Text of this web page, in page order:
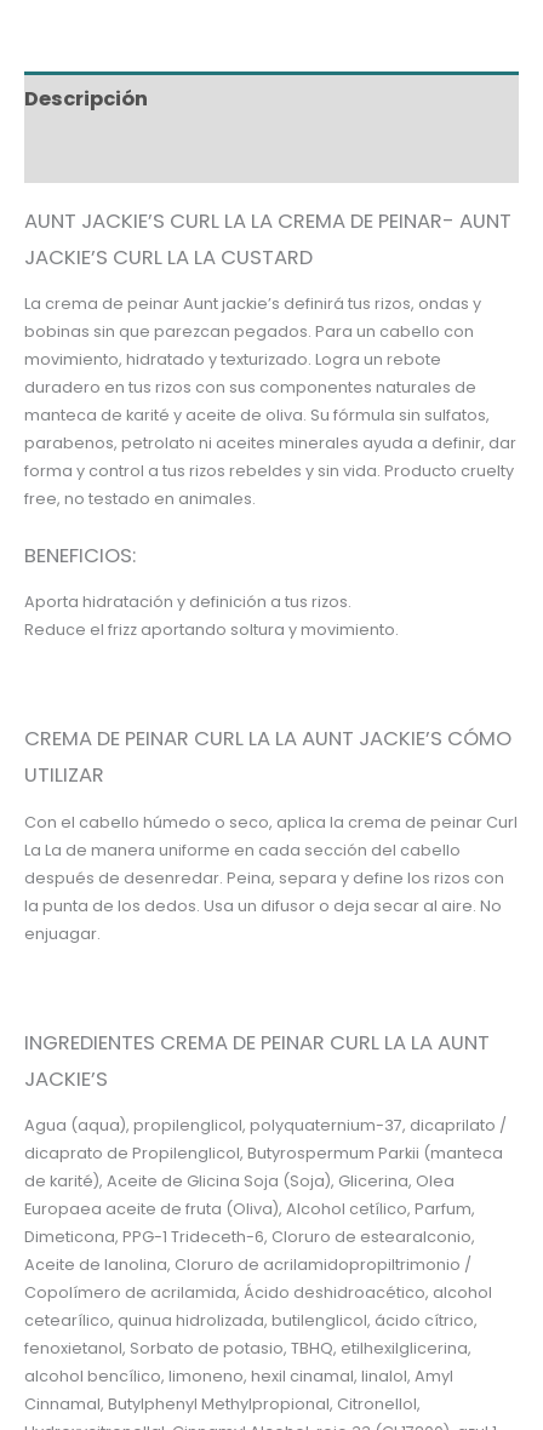
Descripción
AUNT JACKIE’S CURL LA LA CREMA DE PEINAR- AUNT
JACKIE’S CURL LA LA CUSTARD
La crema de peinar Aunt jackie’s definirá tus rizos, ondas y
bobinas sin que parezcan pegados. Para un cabello con
movimiento, hidratado y texturizado. Logra un rebote
duradero en tus rizos con sus componentes naturales de
manteca de karité y aceite de oliva. Su fórmula sin sulfatos,
parabenos, petrolato ni aceites minerales ayuda a definir, dar
forma y control a tus rizos rebeldes y sin vida. Producto cruelty
free, no testado en animales.
BENEFICIOS:
Aporta hidratación y definición a tus rizos.
Reduce el frizz aportando soltura y movimiento.
CREMA DE PEINAR CURL LA LA AUNT JACKIE’S CÓMO
UTILIZAR
Con el cabello húmedo o seco, aplica la crema de peinar Curl
La La de manera uniforme en cada sección del cabello
después de desenredar. Peina, separa y define los rizos con
la punta de los dedos. Usa un difusor o deja secar al aire. No
enjuagar.
INGREDIENTES CREMA DE PEINAR CURL LA LA AUNT
JACKIE’S
Agua (aqua), propilenglicol, polyquaternium-37, dicaprilato /
dicaprato de Propilenglicol, Butyrospermum Parkii (manteca
de karité), Aceite de Glicina Soja (Soja), Glicerina, Olea
Europaea aceite de fruta (Oliva), Alcohol cetílico, Parfum,
Dimeticona, PPG-1 Trideceth-6, Cloruro de estearalconio,
Aceite de lanolina, Cloruro de acrilamidopropiltrimonio /
Copolímero de acrilamida, Ácido deshidroacético, alcohol
cetearílico, quinua hidrolizada, butilenglicol, ácido cítrico,
fenoxietanol, Sorbato de potasio, TBHQ, etilhexilglicerina,
alcohol bencílico, limoneno, hexil cinamal, linalol, Amyl
Cinnamal, Butylphenyl Methylpropional, Citronellol,